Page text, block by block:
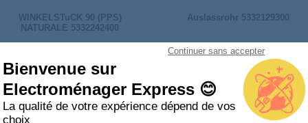
Continuer sans accepter
Bienvenue sur
Electroménager Express 😊
La qualité de votre expérience dépend de vos
choix
WINKELSTuCK 90 (PPS)
NATURALE 5332242400
Auslassrohr 5332129300